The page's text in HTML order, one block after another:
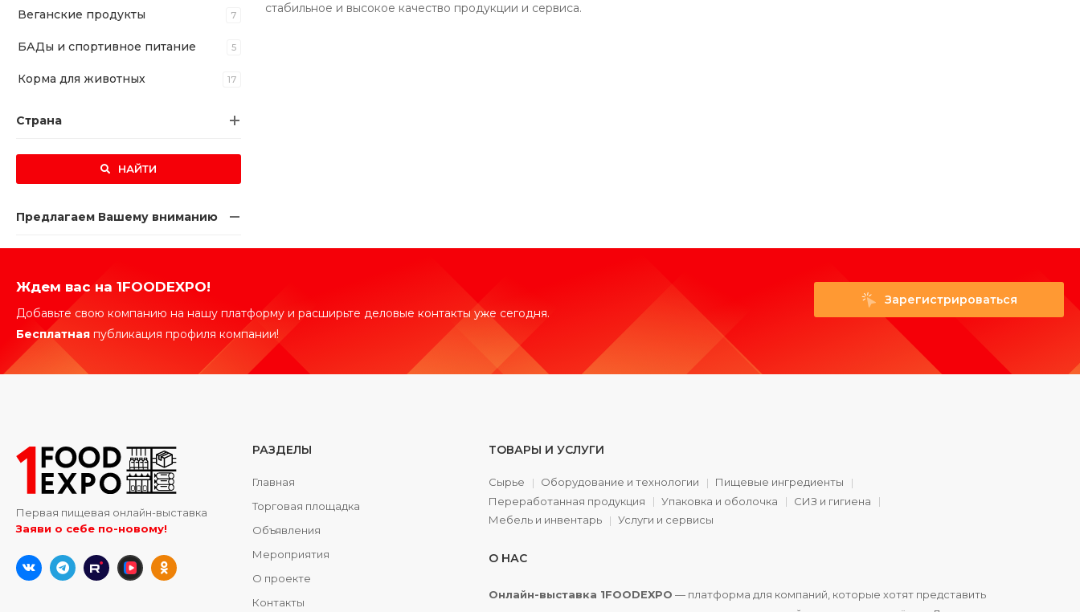
Веганские продукты 7
БАДы и спортивное питание 5
Корма для животных 17
Страна
НАЙТИ
Предлагаем Вашему вниманию
стабильное и высокое качество продукции и сервиса.
Ждем вас на 1FOODEXPO!
Добавьте свою компанию на нашу платформу и расширьте деловые контакты уже сегодня.
Бесплатная публикация профиля компании!
Зарегистрироваться
Первая пищевая онлайн-выставка
Заяви о себе по-новому!
РАЗДЕЛЫ
Главная
Торговая площадка
Объявления
Мероприятия
О проекте
Контакты
ТОВАРЫ И УСЛУГИ
Сырье Оборудование и технологии
Пищевые ингредиенты
Переработанная продукция
Упаковка и оболочка
СИЗ и гигиена
Мебель и инвентарь
Услуги и сервисы
О НАС
Онлайн-выставка 1FOODEXPO — платформа для компаний, которые хотят представить